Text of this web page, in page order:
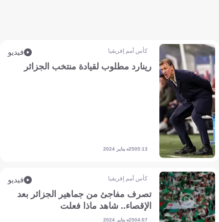
كأس أمم إفريقيا فيديو
رينارد مطلوب لقيادة منتخب الجزائر
05:1325 يناير 2024
كأس أمم إفريقيا فيديو
تصرف مفاجئ من جماهير الجزائر بعد
الإقصاء.. شاهد ماذا فعلت
04:0725 يناير 2024